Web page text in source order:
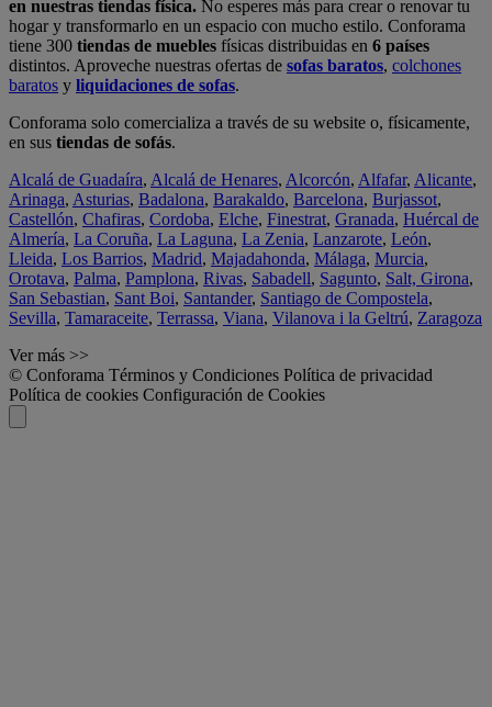
en nuestras tiendas física. No esperes más para crear o renovar tu
hogar y transformarlo en un espacio con mucho estilo. Conforama
tiene 300 tiendas de muebles físicas distribuidas en 6 países
distintos. Aproveche nuestras ofertas de sofas baratos, colchones
baratos y liquidaciones de sofas.
Conforama solo comercializa a través de su website o, físicamente,
en sus tiendas de sofás.
Alcalá de Guadaíra, Alcalá de Henares, Alcorcón, Alfafar, Alicante,
Arinaga, Asturias, Badalona, Barakaldo, Barcelona, Burjassot,
Castellón, Chafiras, Cordoba, Elche, Finestrat, Granada, Huércal de
Almería, La Coruña, La Laguna, La Zenia, Lanzarote, León,
Lleida, Los Barrios, Madrid, Majadahonda, Málaga, Murcia,
Orotava, Palma, Pamplona, Rivas, Sabadell, Sagunto, Salt, Girona,
San Sebastian, Sant Boi, Santander, Santiago de Compostela,
Sevilla, Tamaraceite, Terrassa, Viana, Vilanova i la Geltrú, Zaragoza
Ver más >>
© Conforama Términos y Condiciones Política de privacidad
Política de cookies Configuración de Cookies